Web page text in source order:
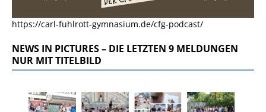
https://carl-fuhlrott-gymnasium.de/cfg-podcast/
NEWS IN PICTURES – DIE LETZTEN 9 MELDUNGEN
NUR MIT TITELBILD